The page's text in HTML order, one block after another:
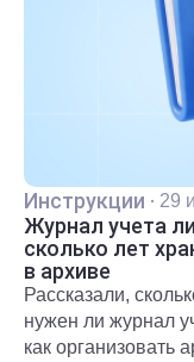
Инструкции · 29
Журнал учета
сколько лет
в архиве
Рассказали,
нужен ли журнал
как организовать